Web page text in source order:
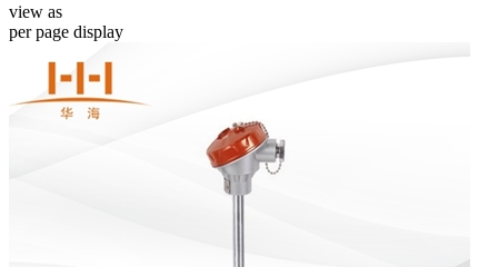
view as
per page display